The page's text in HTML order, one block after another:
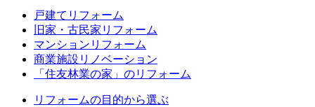
戸建てリフォーム
旧家・古民家リフォーム
マンションリフォーム
商業施設リノベーション
「住友林業の家」のリフォーム
リフォームの目的から選ぶ